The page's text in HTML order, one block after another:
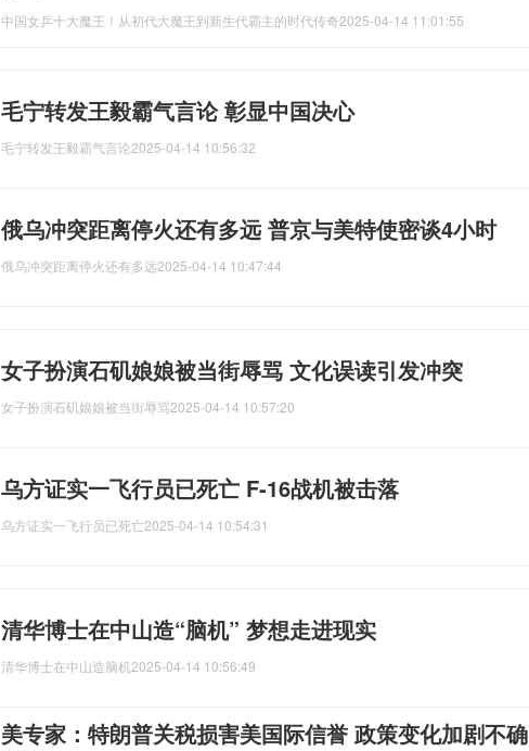
中国女乒十大魔王！从初代大魔王到新生代霸主的时代传奇‌2025-04-14 11:01:55
毛宁转发王毅霸气言论 彰显中国决心
毛宁转发王毅霸气言论2025-04-14 10:56:32
俄乌冲突距离停火还有多远 普京与美特使密谈4小时
俄乌冲突距离停火还有多远2025-04-14 10:47:44
女子扮演石矶娘娘被当街辱骂 文化误读引发冲突
女子扮演石矶娘娘被当街辱骂2025-04-14 10:57:20
乌方证实一飞行员已死亡 F-16战机被击落
乌方证实一飞行员已死亡2025-04-14 10:54:31
清华博士在中山造“脑机” 梦想走进现实
清华博士在中山造脑机 2025-04-14 10:56:49
美专家：特朗普关税损害美国际信誉 政策变化加剧不确